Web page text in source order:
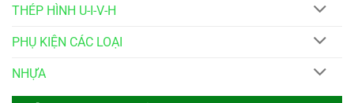
THÉP HÌNH U-I-V-H
PHỤ KIỆN CÁC LOẠI
NHỰA